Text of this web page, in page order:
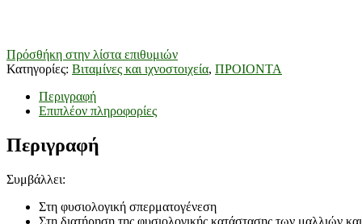
Πρόσθήκη στην λίστα επιθυμιών
Κατηγορίες: Βιταμίνες και ιχνοστοιχεία, ΠΡΟΙΟΝΤΑ
Περιγραφή
Επιπλέον πληροφορίες
Περιγραφή
Συμβάλλει:
Στη φυσιολογική σπερματογένεση
Στη διατήρηση της φυσιολογικής κατάστασης των μαλλιών